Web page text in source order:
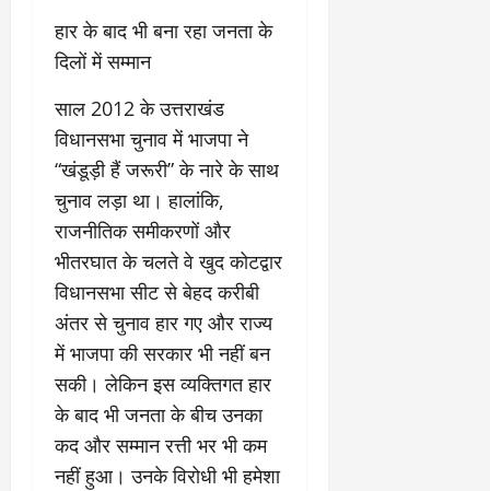
​हार के बाद भी बना रहा जनता के
दिलों में सम्मान
​साल 2012 के उत्तराखंड
विधानसभा चुनाव में भाजपा ने
“खंडूड़ी हैं जरूरी” के नारे के साथ
चुनाव लड़ा था। हालांकि,
राजनीतिक समीकरणों और
भीतरघात के चलते वे खुद कोटद्वार
विधानसभा सीट से बेहद करीबी
अंतर से चुनाव हार गए और राज्य
में भाजपा की सरकार भी नहीं बन
सकी। लेकिन इस व्यक्तिगत हार
के बाद भी जनता के बीच उनका
कद और सम्मान रत्ती भर भी कम
नहीं हुआ। उनके विरोधी भी हमेशा